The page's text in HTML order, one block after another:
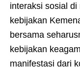
interaksi sosial
kebijakan
bersama
kebijakan
manifestasi dari